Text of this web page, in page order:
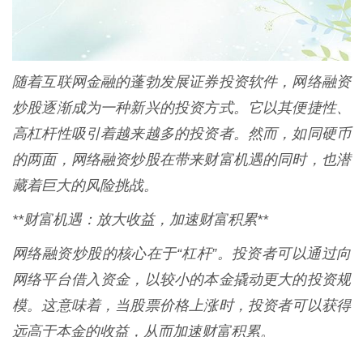
随着互联网金融的蓬勃发展证券投资软件，网络融资
炒股逐渐成为一种新兴的投资方式。它以其便捷性、
高杠杆性吸引着越来越多的投资者。然而，如同硬币
的两面，网络融资炒股在带来财富机遇的同时，也潜
藏着巨大的风险挑战。
**财富机遇：放大收益，加速财富积累**
网络融资炒股的核心在于“杠杆”。投资者可以通过向
网络平台借入资金，以较小的本金撬动更大的投资规
模。这意味着，当股票价格上涨时，投资者可以获得
远高于本金的收益，从而加速财富积累。